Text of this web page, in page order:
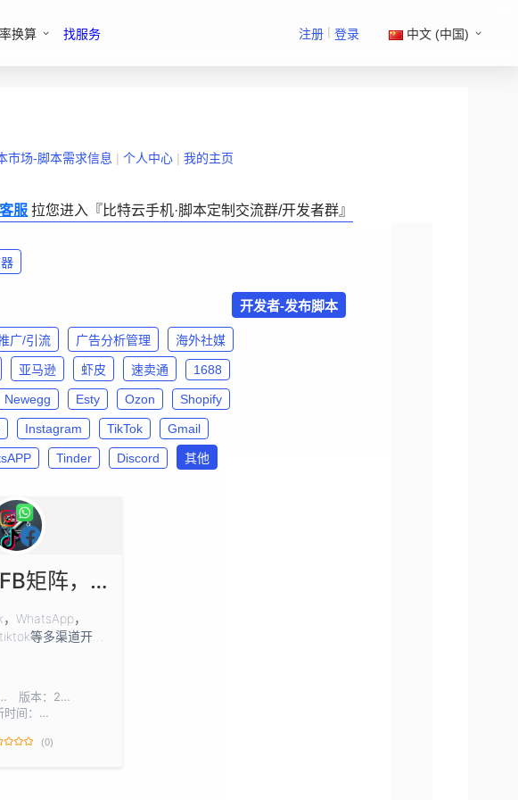
换算 找服务 注册 | 登录 中文 (中国)
市场-脚本需求信息 | 个人中心 | 我的主页
服 拉您进入『比特云手机·脚本定制交流群/开发者群』
开发者-发布脚本
广/引流 广告分析管理 海外社媒
亚马逊 虾皮 速卖通 1688
Newegg Esty Ozon Shopify
Instagram TikTok Gmail
Tinder Discord 其他
WS TK FB矩阵，多渠道采集、群发
WhatsApp，
等多渠道开发
点赞评论，主页
： Aspiring0_0
版本：2.5.6
更新时间：2024-12-11
(0)